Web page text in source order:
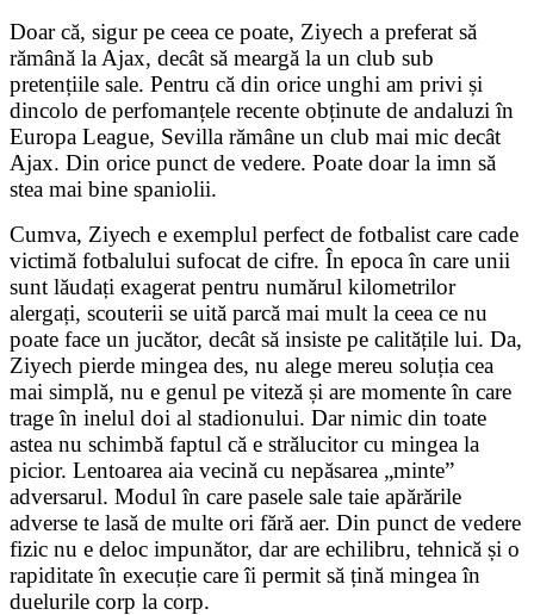
Doar că, sigur pe ceea ce poate, Ziyech a preferat să
rămână la Ajax, decât să meargă la un club sub
pretențiile sale. Pentru că din orice unghi am privi și
dincolo de perfomanțele recente obținute de andaluzi în
Europa League, Sevilla rămâne un club mai mic decât
Ajax. Din orice punct de vedere. Poate doar la imn să
stea mai bine spaniolii.
Cumva, Ziyech e exemplul perfect de fotbalist care cade
victimă fotbalului sufocat de cifre. În epoca în care unii
sunt lăudați exagerat pentru numărul kilometrilor
alergați, scouterii se uită parcă mai mult la ceea ce nu
poate face un jucător, decât să insiste pe calitățile lui. Da,
Ziyech pierde mingea des, nu alege mereu soluția cea
mai simplă, nu e genul pe viteză și are momente în care
trage în inelul doi al stadionului. Dar nimic din toate
astea nu schimbă faptul că e strălucitor cu mingea la
picior. Lentoarea aia vecină cu nepăsarea „minte”
adversarul. Modul în care pasele sale taie apărările
adverse te lasă de multe ori fără aer. Din punct de vedere
fizic nu e deloc impunător, dar are echilibru, tehnică și o
rapiditate în execuție care îi permit să țină mingea în
duelurile corp la corp.